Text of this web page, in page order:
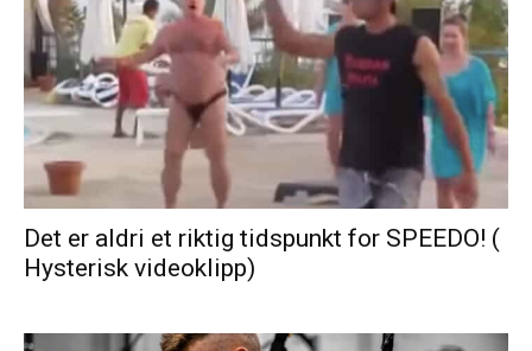
Det er aldri et riktig tidspunkt for SPEEDO! (
Hysterisk videoklipp)